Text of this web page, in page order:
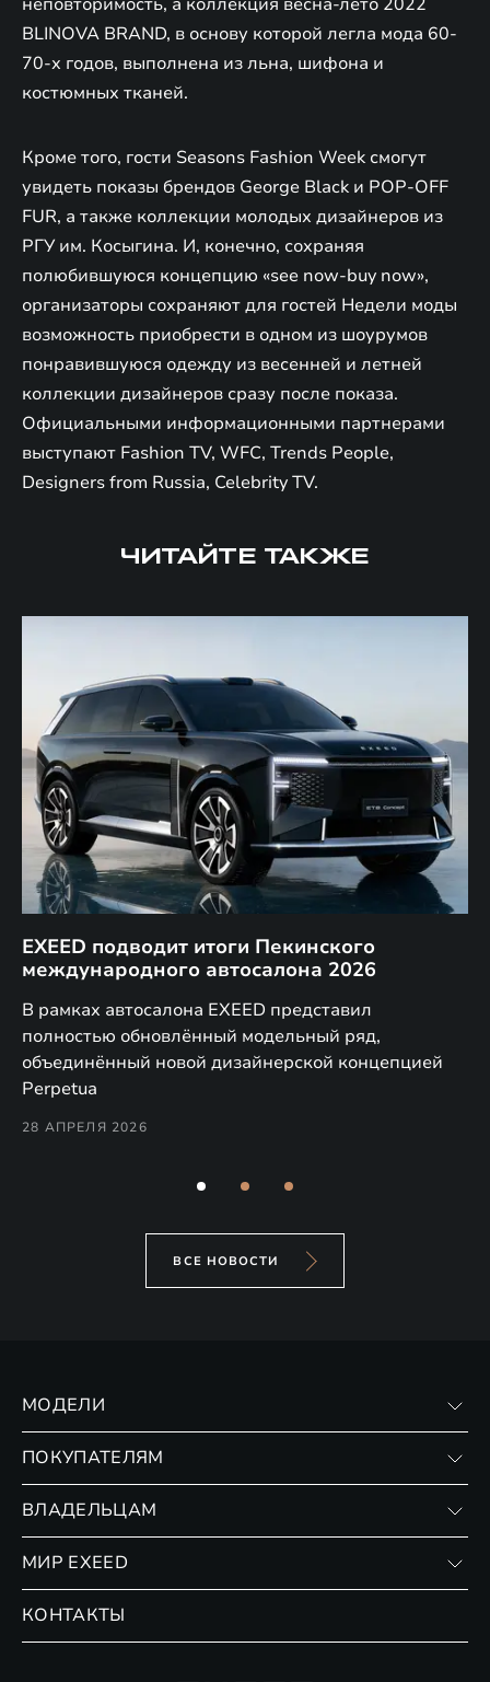
BLINOVA BRAND, в основу которой легла мода 60-
70-х годов, выполнена из льна, шифона и
костюмных тканей.
Кроме того, гости Seasons Fashion Week смогут
увидеть показы брендов George Black и POP-OFF
FUR, а также коллекции молодых дизайнеров из
РГУ им. Косыгина. И, конечно, сохраняя
полюбившуюся концепцию «see now-buy now»,
организаторы сохраняют для гостей Недели моды
возможность приобрести в одном из шоурумов
понравившуюся одежду из весенней и летней
коллекции дизайнеров сразу после показа.
Официальными информационными партнерами
выступают Fashion TV, WFC, Trends People,
Designers from Russia, Celebrity TV.
ЧИТАЙТЕ ТАКЖЕ
EXEED подводит итоги Пекинского
международного автосалона 2026
В рамках автосалона EXEED представил
полностью обновлённый модельный ряд,
объединённый новой дизайнерской концепцией
Perpetua
28 АПРЕЛЯ 2026
ВСЕ НОВОСТИ
МОДЕЛИ
ПОКУПАТЕЛЯМ
Страхование
ВЛАДЕЛЬЦАМ
Сервис
МИР EXEED
КОНТАКТЫ